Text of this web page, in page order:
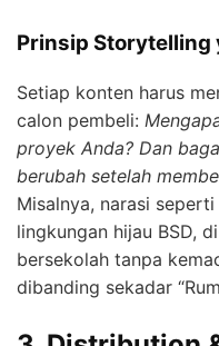
Prinsip Storytelling
Setiap konten harus
calon pembeli:
proyek Anda? Dan
berubah setelah
Misalnya, narasi
lingkungan hijau BSD,
bersekolah tanpa
dibanding sekadar